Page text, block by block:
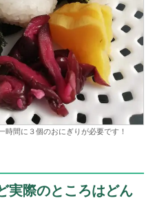
間に３個のおにぎりが必要です！
実際のところはどん